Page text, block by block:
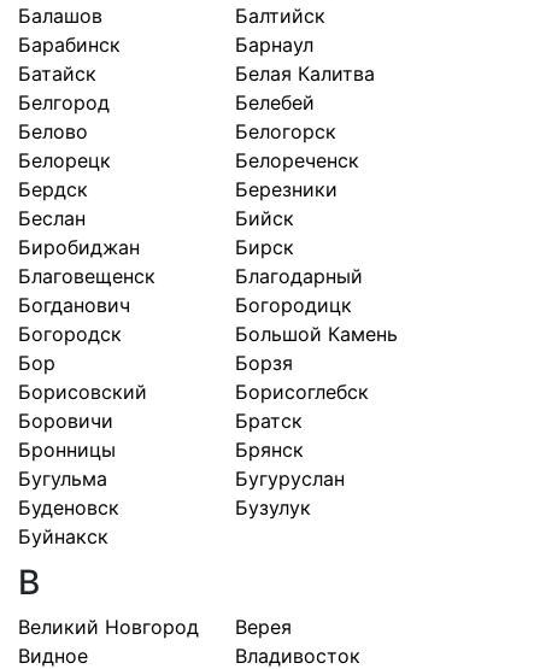
Балашов
Балтийск
Барабинск
Барнаул
Батайск
Белая Калитва
Белгород
Белебей
Белово
Белогорск
Белорецк
Белореченск
Бердск
Березники
Беслан
Бийск
Биробиджан
Бирск
Благовещенск
Благодарный
Богданович
Богородицк
Богородск
Большой Камень
Бор
Борзя
Борисовский
Борисоглебск
Боровичи
Братск
Бронницы
Брянск
Бугульма
Бугуруслан
Буденовск
Бузулук
Буйнакск
В
Великий Новгород
Верея
Видное
Владивосток